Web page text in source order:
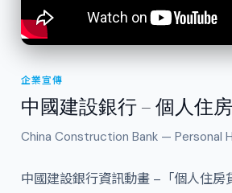
企業宣傳
中國建設銀行 – 個人住
China Construction Bank — Personal
中國建設銀行資訊動畫 –「個人住房